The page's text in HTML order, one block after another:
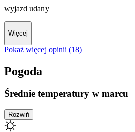
wyjazd udany
Więcej
Pokaż więcej opinii (18)
Pogoda
Średnie temperatury w marcu
Rozwiń